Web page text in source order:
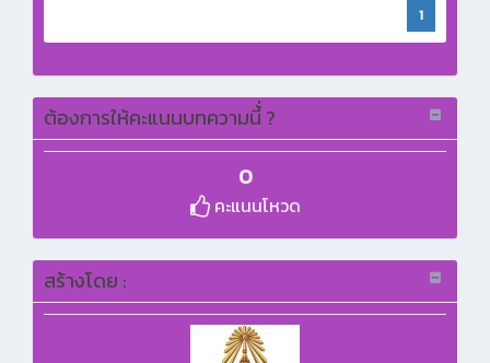
1
ต้องการให้คะแนนบทความนี้่ ?
0
คะแนนโหวด
สร้างโดย :